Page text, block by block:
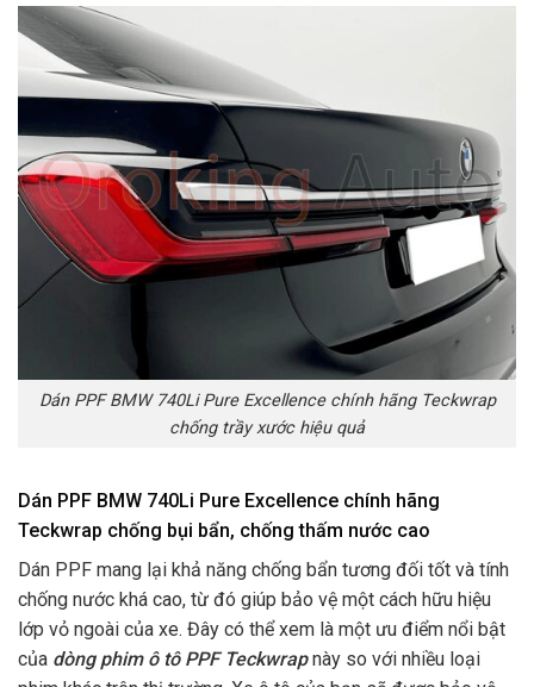
Dán PPF BMW 740Li Pure Excellence chính hãng Teckwrap
chống trầy xước hiệu quả
Dán PPF BMW 740Li Pure Excellence chính hãng
Teckwrap chống bụi bẩn, chống thấm nước cao
Dán PPF mang lại khả năng chống bẩn tương đối tốt và tính
chống nước khá cao, từ đó giúp bảo vệ một cách hữu hiệu
lớp vỏ ngoài của xe. Đây có thể xem là một ưu điểm nổi bật
của dòng phim ô tô PPF Teckwrapnày so với nhiều loại